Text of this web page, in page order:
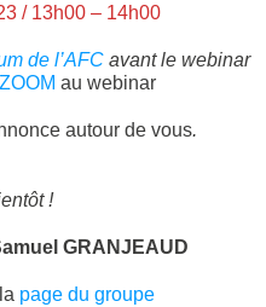
/ 13h00 – 14h00
de l’AFC avant le webinar
ZOOM au webinar
autour de vous.
!
GRANJEAUD
page du groupe